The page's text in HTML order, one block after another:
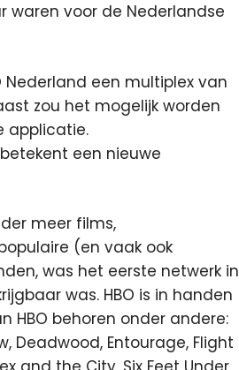
waren voor de Nederlandse
Nederland een multiplex van
zou het mogelijk worden
applicatie.
een nieuwe
meer films,
(en vaak ook
was het eerste netwerk in
was. HBO is in handen
HBO behoren onder andere:
Deadwood, Entourage, Flight